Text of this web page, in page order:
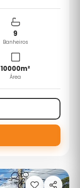
9
Banheiros
10000m²
Área